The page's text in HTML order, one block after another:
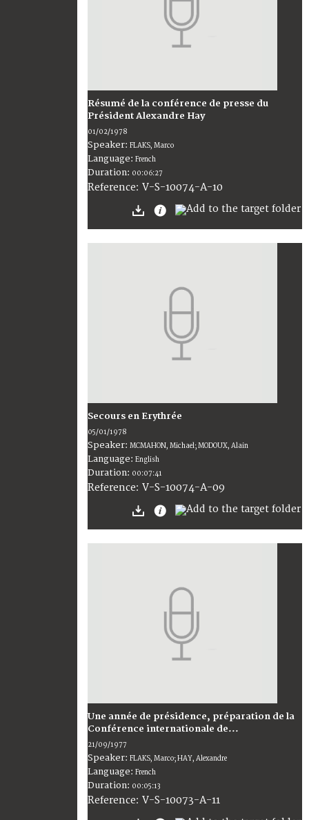
Résumé de la conférence de presse du
Président Alexandre Hay
01/02/1978
Speaker: FLAKS, Marco
Language: French
Duration: 00:06:27
Reference: V-S-10074-A-10
Secours en Erythrée
05/01/1978
Speaker: MCMAHON, Michael; MODOUX, Alain
Language: English
Duration: 00:07:41
Reference: V-S-10074-A-09
Une année de présidence, préparation de la
Conférence internationale de...
21/09/1977
Speaker: FLAKS, Marco; HAY, Alexandre
Language: French
Duration: 00:05:13
Reference: V-S-10073-A-11